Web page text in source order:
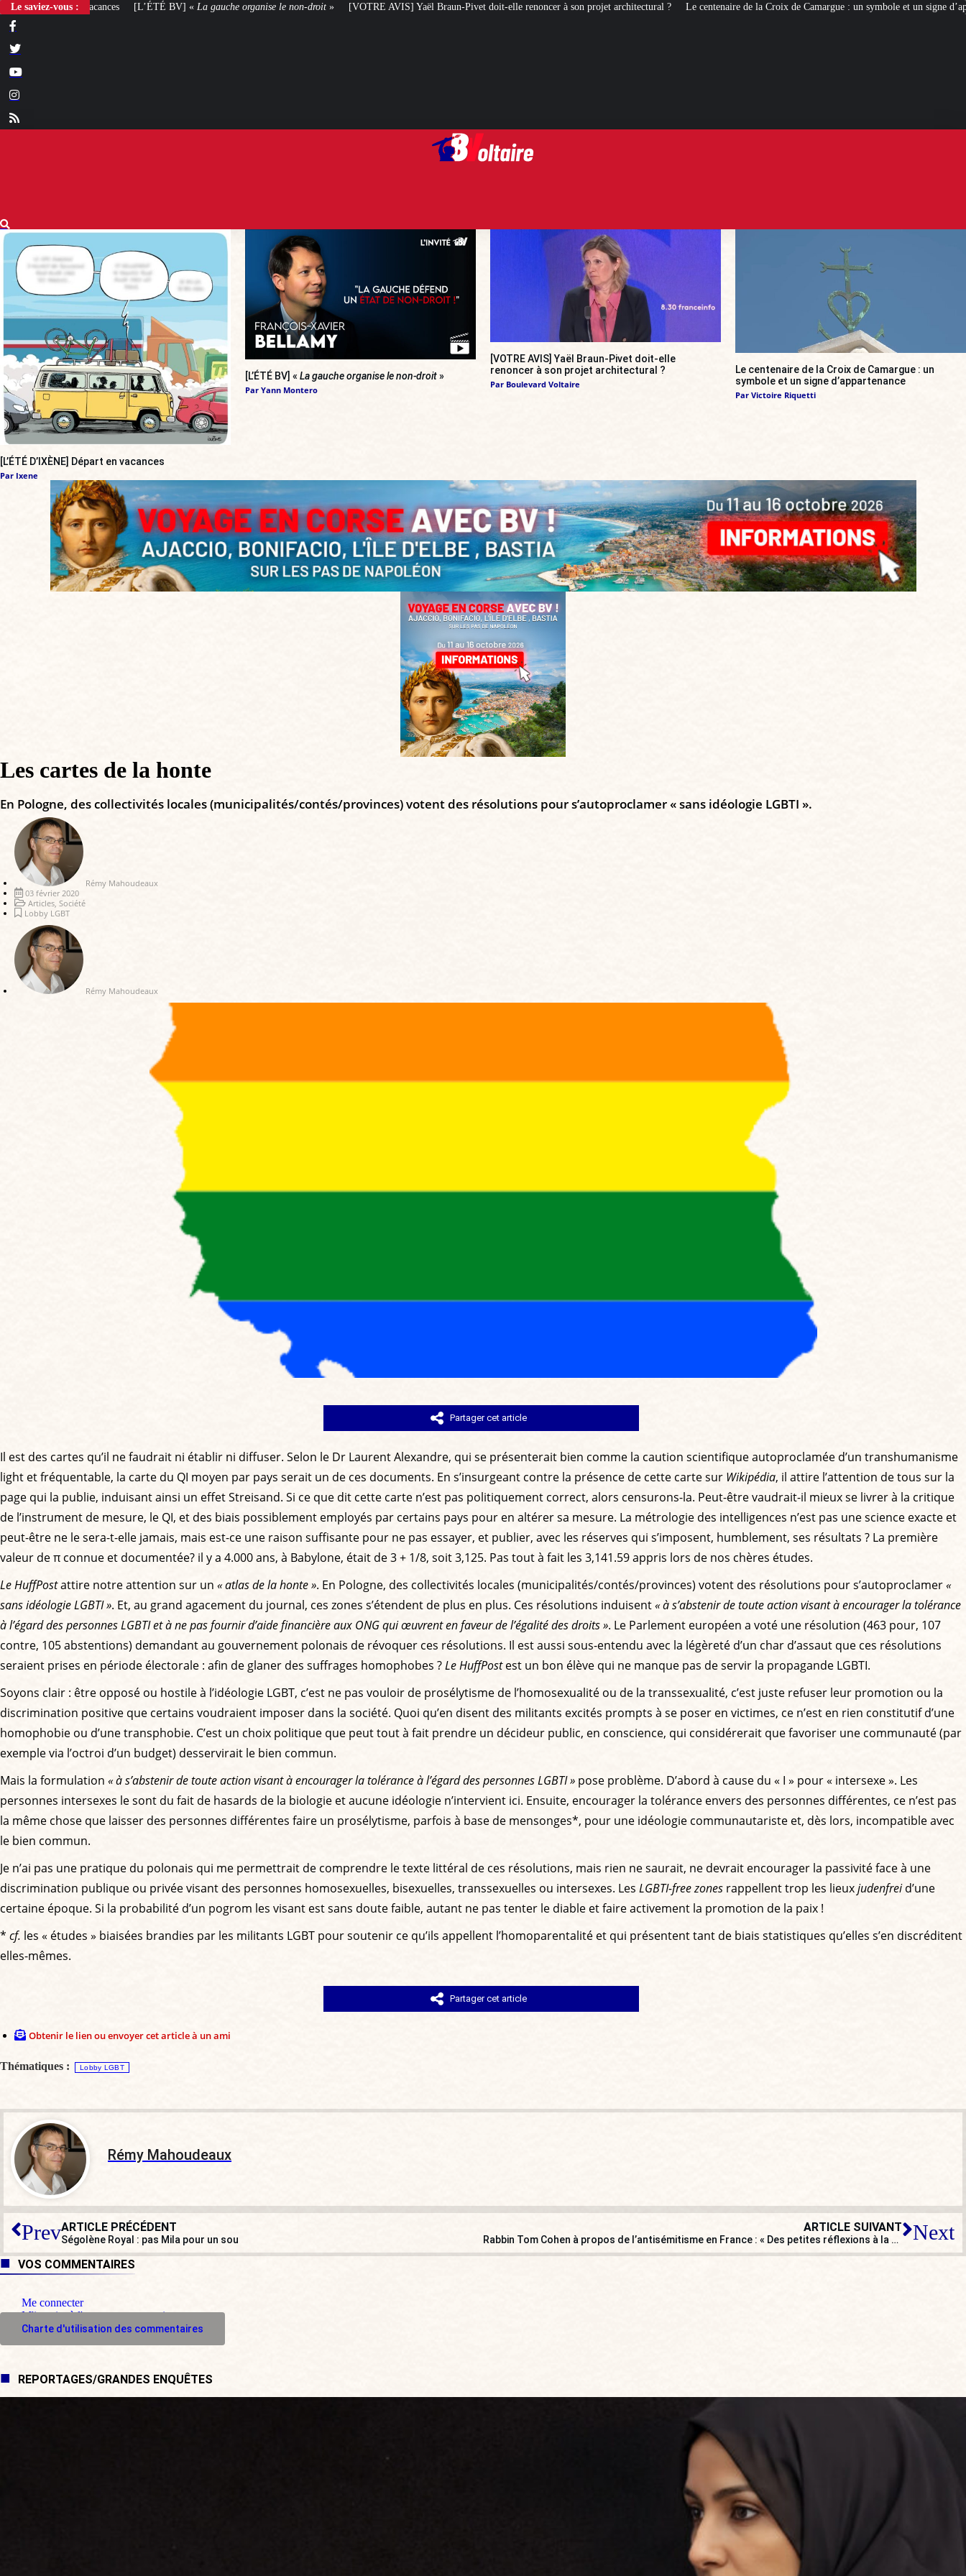
Le saviez-vous :
[L’ÉTÉ BV] « La gauche organise le non-droit» [VOTRE AVIS] Yaël Braun-Pivet doit-elle renoncer à son projet architectural ? Le centenaire de la Croix de Camargue : un symbole et un signe d’appartenance
[L’ÉTÉ D’IXÈNE] Départ en vacances
Par Ixene
[L’ÉTÉ BV] « La gauche organise le non-droit»
Par Yann Montero
[VOTRE AVIS] Yaël Braun-Pivet doit-elle
renoncer à son projet architectural ?
Par Boulevard Voltaire
Le centenaire de la Croix de Camargue : un
symbole et un signe d’appartenance
Par Victoire Riquetti
Les cartes de la honte
En Pologne, des collectivités locales (municipalités/contés/provinces) votent des résolutions pour s’autoproclamer « sans idéologie LGBTI ».
Rémy Mahoudeaux
03 février 2020
Articles Société
Lobby LGBT
Rémy Mahoudeaux
Partager cet article
Il est des cartes qu’il ne faudrait ni établir ni diffuser. Selon le Dr Laurent Alexandre, qui se présenterait bien comme la caution scientifique autoproclamée d’un transhumanisme
light et fréquentable, la carte du QI moyen par pays serait un de ces documents. En s’insurgeant contre la présence de cette carte sur Wikipédia, il attire l’attention de tous sur la
page qui la publie, induisant ainsi un effet Streisand. Si ce que dit cette carte n’est pas politiquement correct, alors censurons-la. Peut-être vaudrait-il mieux se livrer à la critique
de l’instrument de mesure, le QI, et des biais possiblement employés par certains pays pour en altérer sa mesure. La métrologie des intelligences n’est pas une science exacte et
peut-être ne le sera-t-elle jamais, mais est-ce une raison suffisante pour ne pas essayer, et publier, avec les réserves qui s’imposent, humblement, ses résultats ? La première
valeur de π connue et documentée? il y a 4.000 ans, à Babylone, était de 3 + 1/8, soit 3,125. Pas tout à fait les 3,141.59 appris lors de nos chères études.
Le HuffPostattire notre attention sur un « atlas de la honte ». En Pologne, des collectivités locales (municipalités/contés/provinces) votent des résolutions pour s’autoproclamer«
sans idéologie LGBTI ». Et, au grand agacement du journal, ces zones s’étendent de plus en plus. Ces résolutions induisent« à s’abstenir de toute action visant à encourager la tolérance
à l’égard des personnes LGBTI et à ne pas fournir d’aide financière aux ONG qui œuvrent en faveur de l’égalité des droits ». Le Parlement européen a voté une résolution (463 pour, 107
contre, 105 abstentions) demandant au gouvernement polonais de révoquer ces résolutions. Il est aussi sous-entendu avec la légèreté d’un char d’assaut que ces résolutions
seraient prises en période électorale : afin de glaner des suffrages homophobes ?Le HuffPostest un bon élève qui ne manque pas de servir la propagande LGBTI.
Soyons clair : être opposé ou hostile à l’idéologie LGBT, c’est ne pas vouloir de prosélytisme de l’homosexualité ou de la transsexualité, c’est juste refuser leur promotion ou la
discrimination positive que certains voudraient imposer dans la société. Quoi qu’en disent des militants excités prompts à se poser en victimes, ce n’est en rien constitutif d’une
homophobie ou d’une transphobie. C’est un choix politique que peut tout à fait prendre un décideur public, en conscience, qui considérerait que favoriser une communauté (par
exemple via l’octroi d’un budget) desservirait le bien commun.
Mais la formulation « à s’abstenir de toute action visant à encourager la tolérance à l’égard des personnes LGBTI » pose problème. D’abord à cause du « I » pour « intersexe ». Les
personnes intersexes le sont du fait de hasards de la biologie et aucune idéologie n’intervient ici. Ensuite, encourager la tolérance envers des personnes différentes, ce n’est pas
la même chose que laisser des personnes différentes faire un prosélytisme, parfois à base de mensonges*, pour une idéologie communautariste et, dès lors, incompatible avec
le bien commun.
Je n’ai pas une pratique du polonais qui me permettrait de comprendre le texte littéral de ces résolutions, mais rien ne saurait, ne devrait encourager la passivité face à une
discrimination publique ou privée visant des personnes homosexuelles, bisexuelles, transsexuelles ou intersexes. Les LGBTI-free zones rappellent trop les lieuxjudenfreid’une
certaine époque. Si la probabilité d’un pogrom les visant est sans doute faible, autant ne pas tenter le diable et faire activement la promotion de la paix !
* cf. les « études » biaisées brandies par les militants LGBT pour soutenir ce qu’ils appellent l’homoparentalité et qui présentent tant de biais statistiques qu’elles s’en discréditent
elles-mêmes.
Partager cet article
Obtenir le lien ou envoyer cet article à un ami
Thématiques : Lobby LGBT
Rémy Mahoudeaux
PrevARTICLE PRÉCÉDENT
Ségolène Royal : pas Mila pour un sou
ARTICLE SUIVANT
Rabbin Tom Cohen à propos de l’antisémitisme en France : « Des petites réflexions à la violence… » Next
VOS COMMENTAIRES
Me connecter
M'inscrire à l'espace commentaire
Charte d'utilisation des commentaires
REPORTAGES/GRANDES ENQUÊTES